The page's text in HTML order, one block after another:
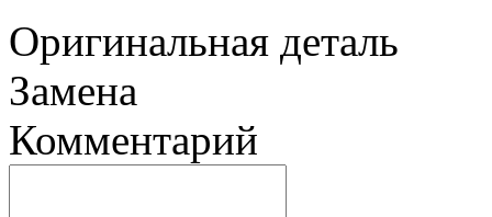
Оригинальная деталь
Замена
Комментарий